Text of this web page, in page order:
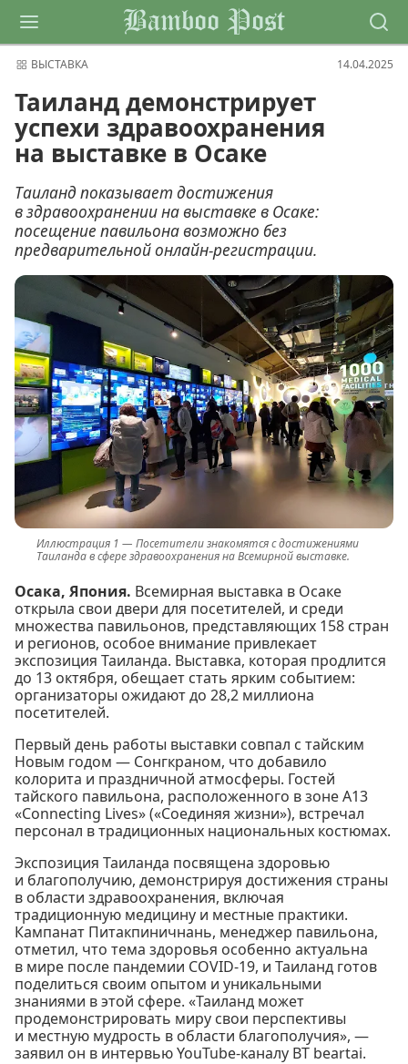
Bamboo Post
ВЫСТАВКА 14.04.2025
Таиланд демонстрирует
успехи здравоохранения
на выставке в Осаке
Таиланд показывает достижения
в здравоохранении на выставке в Осаке:
посещение павильона возможно без
предварительной онлайн-регистрации.
Посетители знакомятся с достижениями
Таиланда в сфере здравоохранения на Всемирной выставке.
Осака, Япония. Всемирная выставка в Осаке
открыла свои двери для посетителей, и среди
множества павильонов, представляющих 158 стран
и регионов, особое внимание привлекает
экспозиция Таиланда. Выставка, которая продлится
до 13 октября, обещает стать ярким событием:
организаторы ожидают до 28,2 миллиона
посетителей.
Первый день работы выставки совпал с тайским
Новым годом — Сонгкраном, что добавило
колорита и праздничной атмосферы. Гостей
тайского павильона, расположенного в зоне A13
«Connecting Lives» («Соединяя жизни»), встречал
персонал в традиционных национальных костюмах.
Экспозиция Таиланда посвящена здоровью
и благополучию, демонстрируя достижения страны
в области здравоохранения, включая
традиционную медицину и местные практики.
Кампанат Питакпиничнань, менеджер павильона,
отметил, что тема здоровья особенно актуальна
в мире после пандемии COVID-19, и Таиланд готов
поделиться своим опытом и уникальными
знаниями в этой сфере. «Таиланд может
продемонстрировать миру свои перспективы
и местную мудрость в области благополучия», —
заявил он в интервью YouTube-каналу BT beartai.